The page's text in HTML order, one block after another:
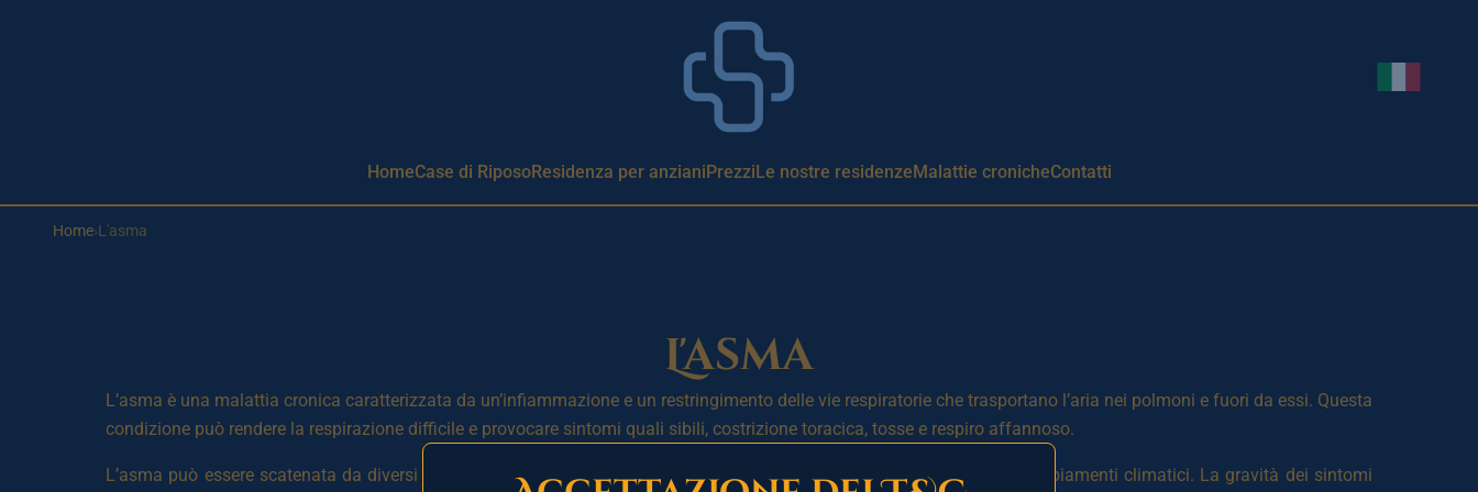
Cambia
HomeCase di RiposoResidenza per anzianiPrezziLe nostre residenzeMalattie cronicheContatti
Home›L'asma
L'asma
L’asma è una malattia cronica caratterizzata da un’infiammazione e un restringimento delle vie respiratorie che trasportano l’aria nei polmoni e fuori da essi. Questa
condizione può rendere la respirazione difficile e provocare sintomi quali sibili, costrizione toracica, tosse e respiro affannoso.
L’asma può essere scatenata da diversi fattori, tra cui allergie, attività fisica, stress emotivo, infezioni respiratorie e cambiamenti climatici. La gravità dei sintomi